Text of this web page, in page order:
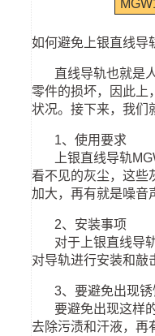
如何避免上银直线导
直线导轨也就是人
零件的损坏，因此上
状况。接下来，我们
1、使用要求
上银直线导轨
看不见的灰尘，这些
加大，再有就是噪音
2、安装事项
对于上银直线导轨
对导轨进行安装和敲
3、要避免出现锈
要避免出现这样的
去除污渍和汗液，再